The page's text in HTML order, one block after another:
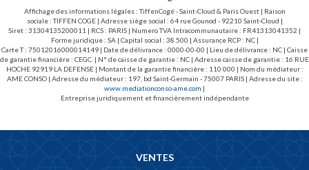
Affichage des informations légales : TiffenCogé - Saint-Cloud & Paris Ouest | Raison
sociale : TIFFEN COGE | Adresse siège social : 64 rue Gounod - 92210 Saint-Cloud |
Siret : 31304135200011 | RCS : PARIS | Numero TVA Intracommunautaire : FR41313041352 |
Forme juridique : SA | Capital social : 38 500 | Assurance RCP : NC |
Carte T : 75012016000014149 | Date de délivrance : 0000-00-00 | Lieu de délivrance : NC | Caisse
de garantie financière : CEGC. | N° de caisse de garantie : NC | Adresse caisse de garantie : 16 RUE
HOCHE 92919 LA DEFENSE | Montant de la garantie financière : 110 000 | Nom du médiateur :
AME CONSO | Adresse du médiateur : 197, bd Saint-Germain - 75007 PARIS | Adresse du site :
www.mediationconso-ame.com |
Entreprise juridiquement et financièrement indépendante
VENTES